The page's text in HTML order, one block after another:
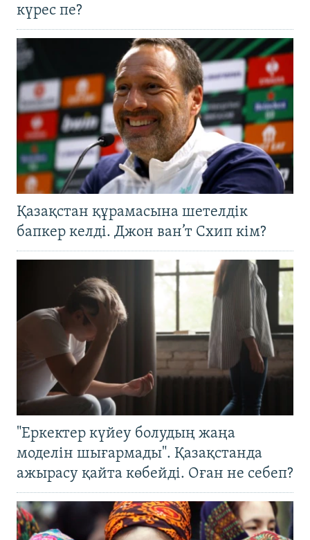
күрес пе?
Қазақстан құрамасына шетелдік
бапкер келді. Джон ван’т Схип кім?
"Еркектер күйеу болудың жаңа
моделін шығармады". Қазақстанда
ажырасу қайта көбейді. Оған не себеп?